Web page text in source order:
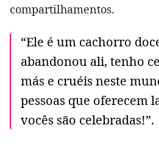
compartilhamentos.
“Ele é um cachorro
abandonou ali, tenho
más e cruéis neste
pessoas que oferecem
vocês são celebradas!”.